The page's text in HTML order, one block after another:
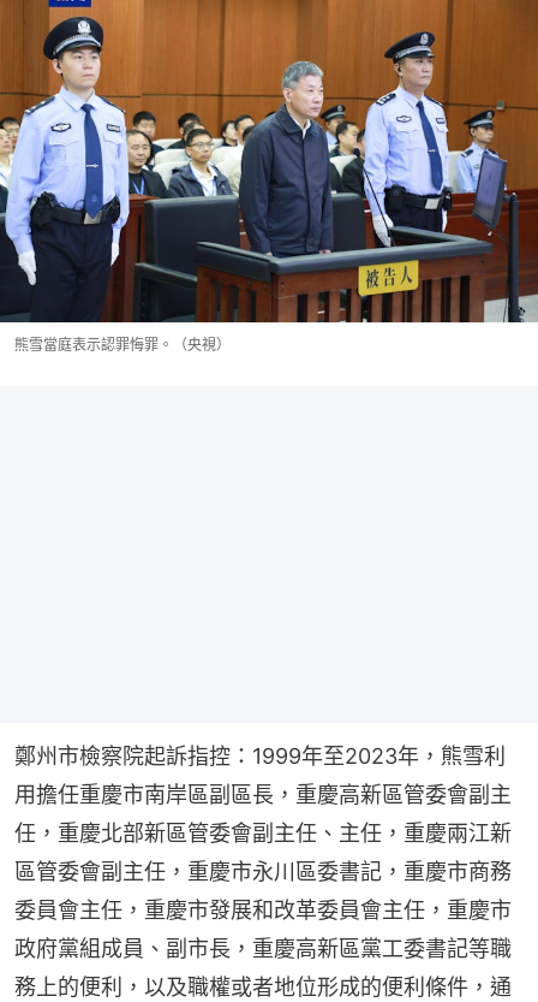
熊雪當庭表示認罪悔罪。（央視）
鄭州市檢察院起訴指控：1999年至2023年，熊雪利
用擔任重慶市南岸區副區長，重慶高新區管委會副主
任，重慶北部新區管委會副主任、主任，重慶兩江新
區管委會副主任，重慶市永川區委書記，重慶市商務
委員會主任，重慶市發展和改革委員會主任，重慶市
政府黨組成員、副市長，重慶高新區黨工委書記等職
務上的便利，以及職權或者地位形成的便利條件，通